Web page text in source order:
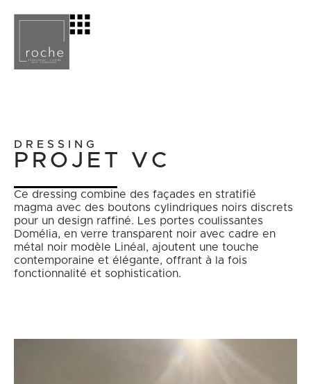
DRESSING
PROJET VC
Ce dressing combine des façades en stratifié
magma avec des boutons cylindriques noirs discrets
pour un design raffiné. Les portes coulissantes
Domélia, en verre transparent noir avec cadre en
métal noir modèle Linéal, ajoutent une touche
contemporaine et élégante, offrant à la fois
fonctionnalité et sophistication.